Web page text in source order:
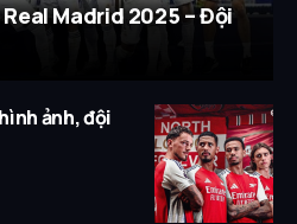
Madrid 2025 – Đội
ảnh, đội